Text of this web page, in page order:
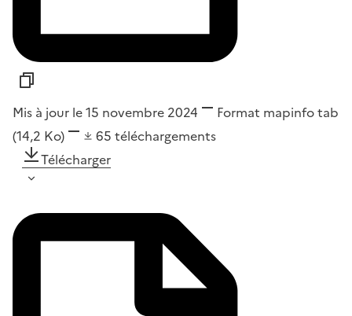
Mis à jour le 15 novembre 2024 Format mapinfo tab
(14,2 Ko)
65 téléchargements
Télécharger